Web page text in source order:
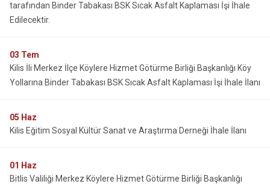
tarafından Binder Tabakası BSK Sıcak Asfalt Kaplaması İşi İhale
Edilecektir.
03 Tem
Kilis İli Merkez İlçe Köylere Hizmet Götürme Birliği Başkanlığı Köy
Yollarına Binder Tabakası BSK Sıcak Asfalt Kaplaması İşi İhale İlanı
05 Haz
Kilis Eğitim Sosyal Kültür Sanat ve Araştırma Derneği İhale İlanı
01 Haz
Bitlis Valiliği Merkez Köylere Hizmet Götürme Birliği Başkanlığı